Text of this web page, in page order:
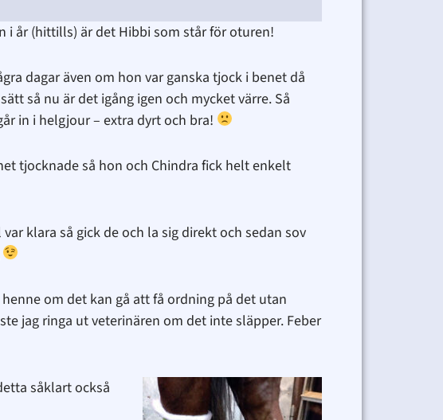
i år (hittills) är det Hibbi som står för oturen!
dagar även om hon var ganska tjock i benet då
så nu är det igång igen och mycket värre. Så
in i helgjour – extra dyrt och bra!
tjocknade så hon och Chindra fick helt enkelt
klara så gick de och la sig direkt och sedan sov
om det kan gå att få ordning på det utan
jag ringa ut veterinären om det inte släpper. Feber
såklart också